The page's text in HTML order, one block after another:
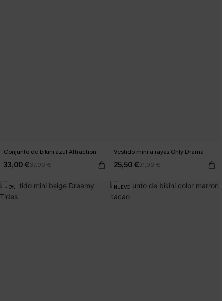
Conjunto de bikini azul Attraction
33,00 €37,00 €
Vestido mini a rayas Only Drama
25,50 €31,90 €
-10% NUEVO